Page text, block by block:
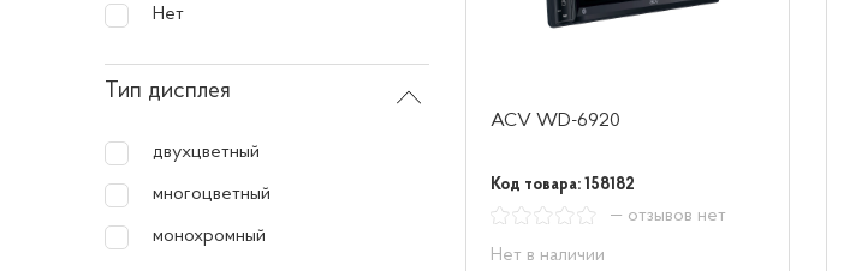
Нет
Тип дисплея
двухцветный
многоцветный
монохромный
ACV WD-6920
Код товара: 158182
— отзывов нет
Нет в наличии